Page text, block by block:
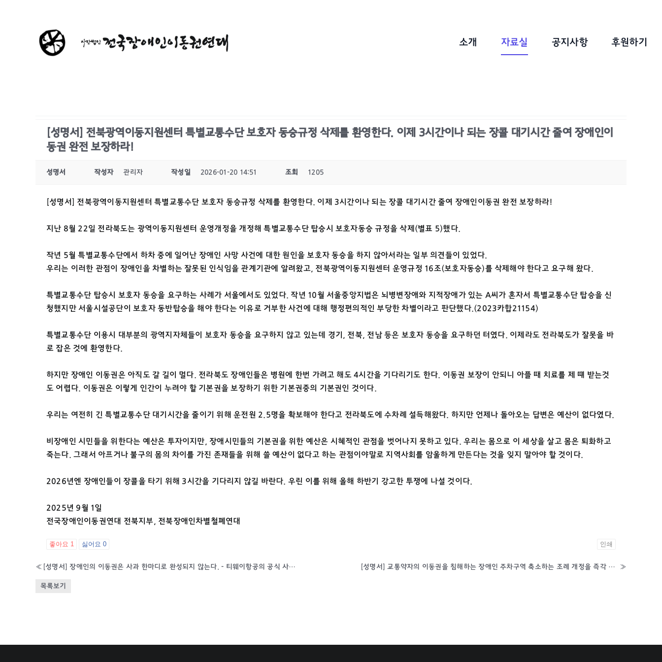
소개 자료실 공지사항 후원하기
[성명서] 전북광역이동지원센터 특별교통수단 보호자 동승규정 삭제를 환영한다. 이제 3시간이나 되는 장콜 대기시간 줄여 장애인이
동권 완전 보장하라!
성명서 작성자 관리자 작성일 2026-01-20 14:51 조회 1205
[성명서] 전북광역이동지원센터 특별교통수단 보호자 동승규정 삭제를 환영한다. 이제 3시간이나 되는 장콜 대기시간 줄여 장애인이동권 완전 보장하라!
지난 8월 22일 전라북도는 광역이동지원센터 운영개정을 개정해 특별교통수단 탑승시 보호자동승 규정을 삭제(별표 5)했다.
작년 5월 특별교통수단에서 하차 중에 일어난 장애인 사망 사건에 대한 원인을 보호자 동승을 하지 않아서라는 일부 의견들이 있었다.
우리는 이러한 관점이 장애인을 차별하는 잘못된 인식임을 관계기관에 알려왔고, 전북광역이동지원센터 운영규정 16조(보호자동승)를 삭제해야 한다고 요구해 왔다.
특별교통수단 탑승시 보호자 동승을 요구하는 사례가 서울에서도 있었다. 작년 10월 서울중앙지법은 뇌병변장애와 지적장애가 있는 A씨가 혼자서 특별교통수단 탑승을 신
청했지만 서울시설공단이 보호자 동반탑승을 해야 한다는 이유로 거부한 사건에 대해 행정편의적인 부당한 차별이라고 판단했다.(2023카합21154)
특별교통수단 이용시 대부분의 광역지자체들이 보호자 동승을 요구하지 않고 있는데 경기, 전북, 전남 등은 보호자 동승을 요구하던 터였다. 이제라도 전라북도가 잘못을 바
로 잡은 것에 환영한다.
하지만 장애인 이동권은 아직도 갈 길이 멀다. 전라북도 장애인들은 병원에 한번 가려고 해도 4시간을 기다리기도 한다. 이동권 보장이 안되니 아플 때 치료를 제 떄 받는것
도 어렵다. 이동권은 이렇게 인간이 누려야 할 기본권을 보장하기 위한 기본권중의 기본권인 것이다.
우리는 여전히 긴 특별교통수단 대기시간을 줄이기 위해 운전원 2.5명을 확보해야 한다고 전라북도에 수차례 설득해왔다. 하지만 언제나 돌아오는 답변은 예산이 없다였다.
비장애인 시민들을 위한다는 예산은 투자이지만, 장애시민들의 기본권을 위한 예산은 시혜적인 관점을 벗어나지 못하고 있다. 우리는 몸으로 이 세상을 살고 몸은 퇴화하고
죽는다. 그래서 아프거나 불구의 몸의 차이를 가진 존재들을 위해 쓸 예산이 없다고 하는 관점이야말로 지역사회를 암울하게 만든다는 것을 잊지 말아야 할 것이다.
2026년엔 장애인들이 장콜을 타기 위해 3시간을 기다리지 않길 바란다. 우린 이를 위해 올해 하반기 강고한 투쟁에 나설 것이다.
2025년 9월 1일
전국장애인이동권연대 전북지부, 전북장애인차별철폐연대
좋아요 1 싫어요0 인쇄
« [성명서] 장애인의 이동권은 사과 한마디로 완성되지 않는다. - 티웨이항공의 공식 사과, 실질적 대안인 이동보조장치 도입과 보편적 이동권 보장 약속 이행으로 증명하라 - [성명서] 교통약자의 이동권을 침해하는 장애인 주차구역 축소하는 조례 개정을 즉각 철회하라! “장애인 전용 주차구역은 편의가 아니라, 생존권이자 정당한 권리다.” »
목록보기